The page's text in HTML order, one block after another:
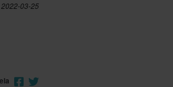
2022-03-25